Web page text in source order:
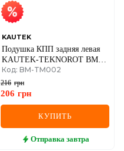
KAUTEK
Подушка КПП задняя левая
KAUTEK-TEKNOROT BMW
3/5 серия E34/36
Код: BM-TM002
216 грн
206 грн
КУПИТЬ
Отправка завтра